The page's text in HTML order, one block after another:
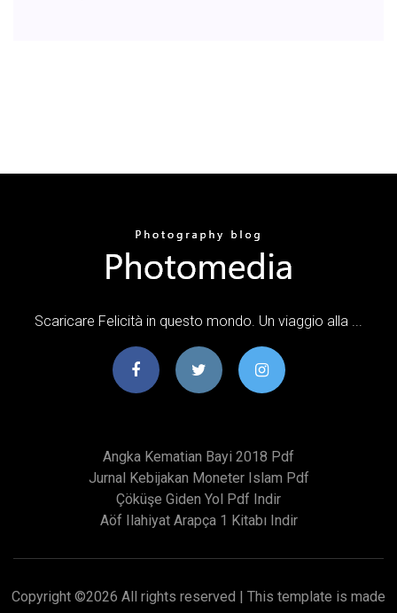
Scaricare Felicità in questo mondo. Un viaggio alla ...
Angka Kematian Bayi 2018 Pdf
Jurnal Kebijakan Moneter Islam Pdf
Çöküşe Giden Yol Pdf Indir
Aöf Ilahiyat Arapça 1 Kitabı Indir
Copyright ©2026 All rights reserved | This template is made